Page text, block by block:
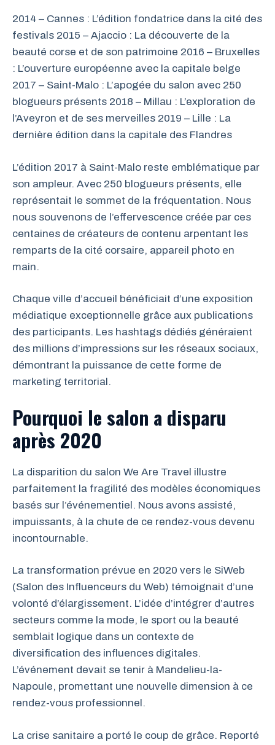
2014 – Cannes : L’édition fondatrice dans la cité des
festivals 2015 – Ajaccio : La découverte de la
beauté corse et de son patrimoine 2016 – Bruxelles
: L’ouverture européenne avec la capitale belge
2017 – Saint-Malo : L’apogée du salon avec 250
blogueurs présents 2018 – Millau : L’exploration de
l’Aveyron et de ses merveilles 2019 – Lille : La
dernière édition dans la capitale des Flandres
L’édition 2017 à Saint-Malo reste emblématique par
son ampleur. Avec 250 blogueurs présents, elle
représentait le sommet de la fréquentation. Nous
nous souvenons de l’effervescence créée par ces
centaines de créateurs de contenu arpentant les
remparts de la cité corsaire, appareil photo en
main.
Chaque ville d’accueil bénéficiait d’une exposition
médiatique exceptionnelle grâce aux publications
des participants. Les hashtags dédiés généraient
des millions d’impressions sur les réseaux sociaux,
démontrant la puissance de cette forme de
marketing territorial.
Pourquoi le salon a disparu
après 2020
La disparition du salon We Are Travel illustre
parfaitement la fragilité des modèles économiques
basés sur l’événementiel. Nous avons assisté,
impuissants, à la chute de ce rendez-vous devenu
incontournable.
La transformation prévue en 2020 vers le SiWeb
(Salon des Influenceurs du Web) témoignait d’une
volonté d’élargissement. L’idée d’intégrer d’autres
secteurs comme la mode, le sport ou la beauté
semblait logique dans un contexte de
diversification des influences digitales.
L’événement devait se tenir à Mandelieu-la-
Napoule, promettant une nouvelle dimension à ce
rendez-vous professionnel.
La crise sanitaire a porté le coup de grâce. Reporté